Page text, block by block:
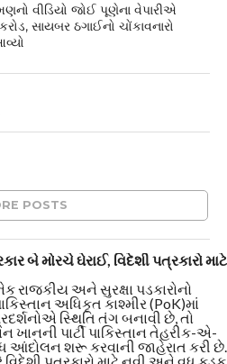
વીડિયો જોઈ પૂણેના વેપારીએ
સાયબર ઠગાઈનો ચોંકાવનારો
POSTS
મોરચે ઘેરાઈ, વિદેશી પત્રકારો માટે
રાજકીય અને સુરક્ષા પડકારોનો
અધિકૃત કાશ્મીર (PoK)માં
સ્થિતિ તંગ બનાવી છે, તો
ખાનની પાર્ટી પાકિસ્તાન તેહરીક-એ-
આંદોલન શરૂ કરવાની જાહેરાત કરી છે.